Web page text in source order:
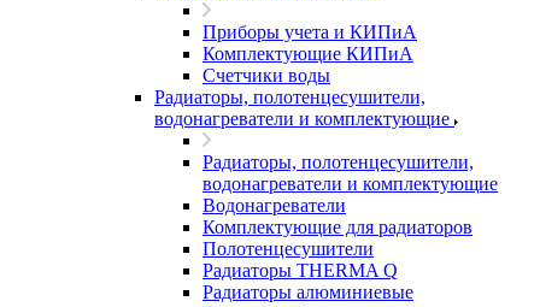
Приборы учета и КИПиА
Комплектующие КИПиА
Счетчики воды
Радиаторы, полотенцесушители,
водонагреватели и комплектующие
Радиаторы, полотенцесушители,
водонагреватели и комплектующие
Водонагреватели
Комплектующие для радиаторов
Полотенцесушители
Радиаторы THERMA Q
Радиаторы алюминиевые